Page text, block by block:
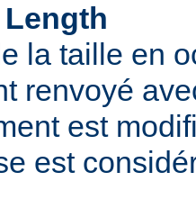
la taille en
renvoyé
est
est